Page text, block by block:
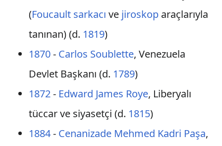
(Foucault sarkacı ve jiroskoparaçlarıyla
tanınan) (d. 1819)
1870- Carlos Soublette, Venezuela
Devlet Başkanı (d. 1789)
1872- Edward James Roye, Liberyalı
tüccar ve siyasetçi (d. 1815)
1884- Cenanizade Mehmed Kadri Paşa,